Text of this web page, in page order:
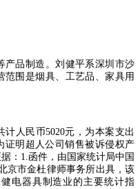
产品制造。刘健平系深圳市沙
范围是烟具、工艺品、家具用
计人民币5020元，为本案支出
证明超人公司销售被诉侵权产
： 1. 函件，由国家统计局中国
京市金杜律师事务所出具，该
电器具制造业的主要统计指